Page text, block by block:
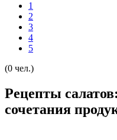
1
2
3
4
5
(0 чел.)
Рецепты
сочетания